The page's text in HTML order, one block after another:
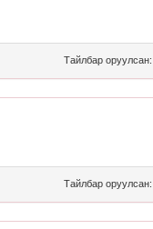
Тайлбар оруулсан:
Тайлбар оруулсан: